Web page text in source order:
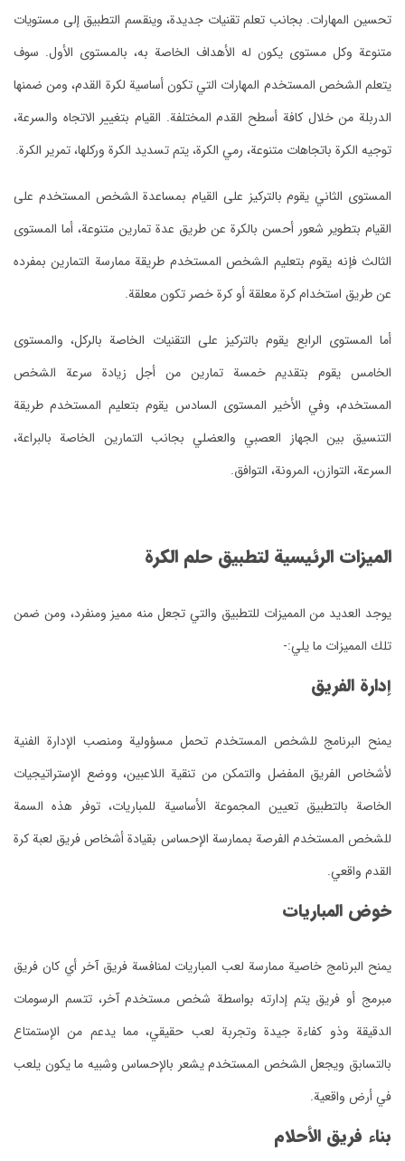
تحسين المهارات. بجانب تعلم تقنيات جديدة، وينقسم التطبيق إلى مستويات
متنوعة وكل مستوى يكون له الأهداف الخاصة به، بالمستوى الأول. سوف
يتعلم الشخص المستخدم المهارات التي تكون أساسية لكرة القدم، ومن ضمنها
الدربلة من خلال كافة أسطح القدم المختلفة. القيام بتغيير الاتجاه والسرعة،
توجيه الكرة باتجاهات متنوعة، رمي الكرة، يتم تسديد الكرة وركلها، تمرير الكرة.
المستوى الثاني يقوم بالتركيز على القيام بمساعدة الشخص المستخدم على
القيام بتطوير شعور أحسن بالكرة عن طريق عدة تمارين متنوعة، أما المستوى
الثالث فإنه يقوم بتعليم الشخص المستخدم طريقة ممارسة التمارين بمفرده
عن طريق استخدام كرة معلقة أو كرة خصر تكون معلقة.
أما المستوى الرابع يقوم بالتركيز على التقنيات الخاصة بالركل، والمستوى
الخامس يقوم بتقديم خمسة تمارين من أجل زيادة سرعة الشخص
المستخدم، وفي الأخير المستوى السادس يقوم بتعليم المستخدم طريقة
التنسيق بين الجهاز العصبي والعضلي بجانب التمارين الخاصة بالبراعة،
السرعة، التوازن، المرونة، التوافق.
الميزات الرئيسية لتطبيق حلم الكرة
يوجد العديد من المميزات للتطبيق والتي تجعل منه مميز ومنفرد، ومن ضمن
تلك المميزات ما يلي:-
إدارة الفريق
يمنح البرنامج للشخص المستخدم تحمل مسؤولية ومنصب الإدارة الفنية
لأشخاص الفريق المفضل والتمكن من تنقية اللاعبين، ووضع الإستراتيجيات
الخاصة بالتطبيق تعيين المجموعة الأساسية للمباريات، توفر هذه السمة
للشخص المستخدم الفرصة بممارسة الإحساس بقيادة أشخاص فريق لعبة كرة
القدم واقعي.
خوض المباريات
يمنح البرنامج خاصية ممارسة لعب المباريات لمنافسة فريق آخر أي كان فريق
مبرمج أو فريق يتم إدارته بواسطة شخص مستخدم آخر، تتسم الرسومات
الدقيقة وذو كفاءة جيدة وتجربة لعب حقيقي، مما يدعم من الإستمتاع
بالتسابق ويجعل الشخص المستخدم يشعر بالإحساس وشبيه ما يكون يلعب
في أرض واقعية.
بناء فريق الأحلام